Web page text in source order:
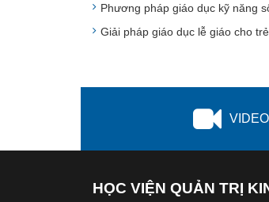
Phương pháp giáo dục kỹ năng
Giải pháp giáo dục lễ giáo cho
VIDEO
HỌC VIỆN QUẢN TRỊ